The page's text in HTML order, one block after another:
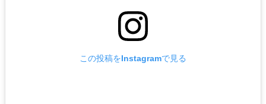
この投稿をInstagramで見る